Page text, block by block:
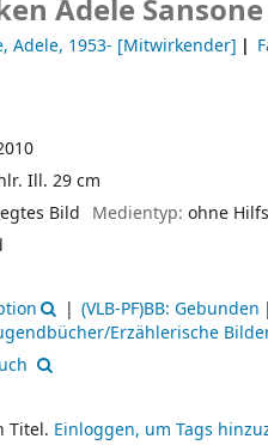
Adele
Adele, 1953- [Mitwirkender]
Ill. 29 cm
Bild Medientyp: ohne
(VLB-PF)BB: Gebunden
Erzählerische
Titel. Einloggen, um Tags